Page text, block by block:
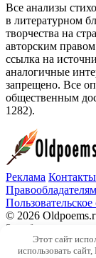
Все анализы
в литературном
творчества на
авторским
ссылка на
аналогичные
запрещено. Все
общественным
1282).
Реклама Контакты
Правообладателям
© 2026
Зарубежные
текста
нас свой стих.
Этот сайт
использовать